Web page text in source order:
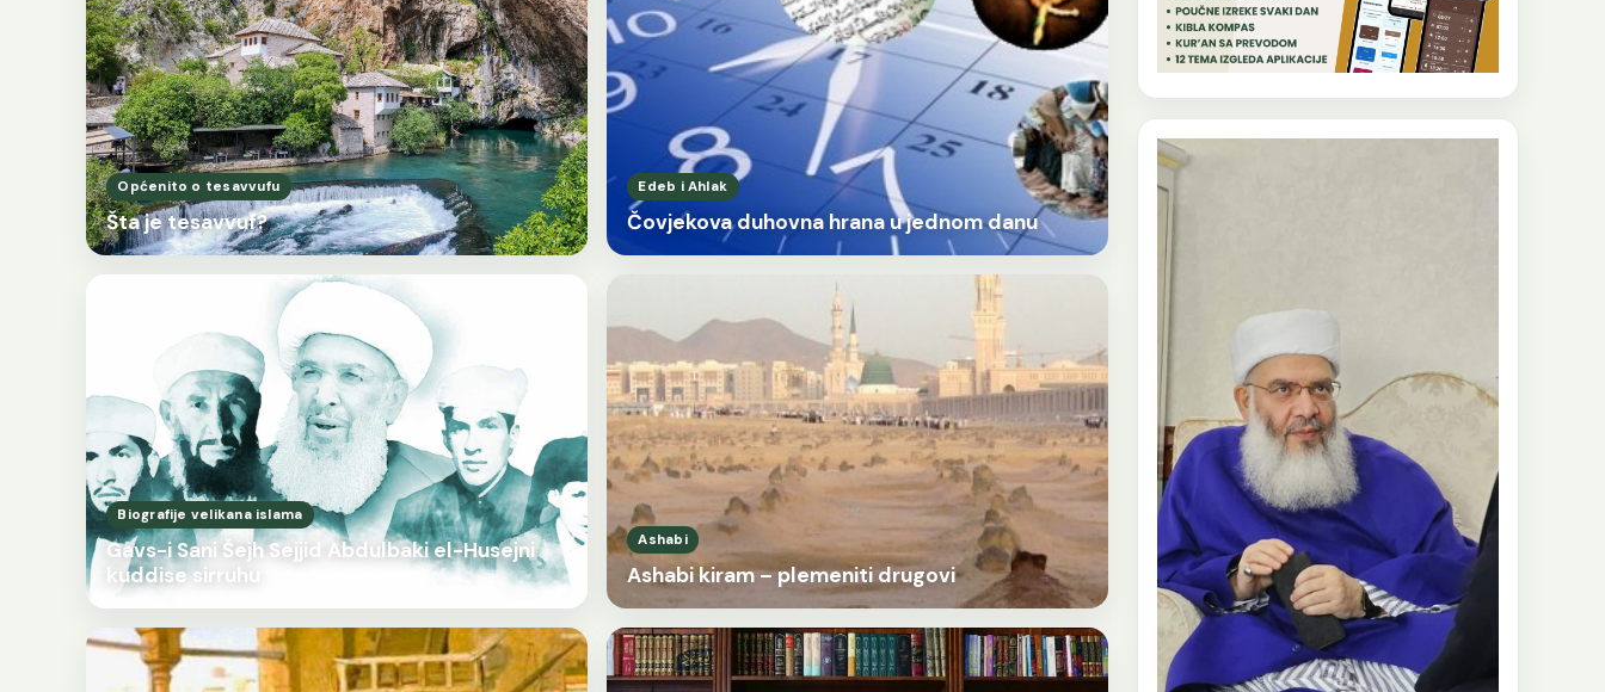
Općenito o tesavvufu
Šta je tesavvuf?
Edeb i Ahlak
Čovjekova duhovna hrana u jednom danu
Biografije velikana islama
Gavs-i Sani Šejh Sejjid Abdulbaki el-Husejni
kuddise sirruhu
Ashabi
Ashabi kiram – plemeniti drugovi